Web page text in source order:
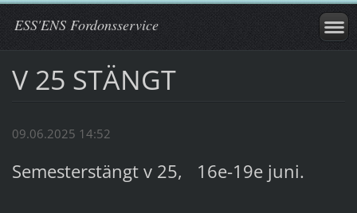
ESS'ENS Fordonsservice
V 25 STÄNGT
09.06.2025 14:52
Semesterstängt v 25, 16e-19e juni.